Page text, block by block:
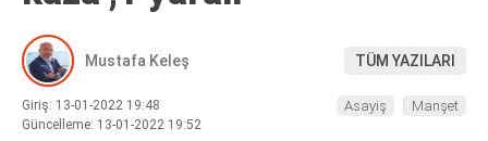
GÜNDEM
KÜLÜR – SANAT
MAGAZIN
Mustafa Keleş TÜM YAZILARI
Giriş: 13-01-2022 19:48
Güncelleme: 13-01-2022 19:52
Asayiş Manşet